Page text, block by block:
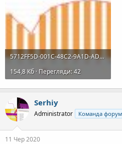
5712FF5D-001C-48C2-9A1D-ADED17961EDE.jpeg
154,8 Кб · Перегляди: 42
Serhiy
Administrator Команда
11 Чер 2020